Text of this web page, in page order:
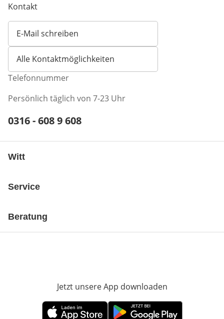
Kontakt
E-Mail schreiben
Öffnet E-Mail-Client
Alle Kontaktmöglichkeiten
Telefonnummer
Persönlich täglich von 7-23 Uhr
Telefonnummer:
0316 - 608 9 608
Witt
Service
Beratung
Jetzt unsere App downloaden